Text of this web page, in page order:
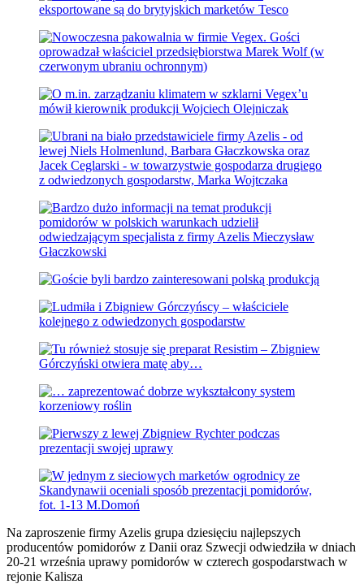
Na zaproszenie firmy Azelis grupa dziesięciu najlepszych
producentów pomidorów z Danii oraz Szwecji odwiedziła w dniach
20-21 września uprawy pomidorów w czterech gospodarstwach w
rejonie Kalisza